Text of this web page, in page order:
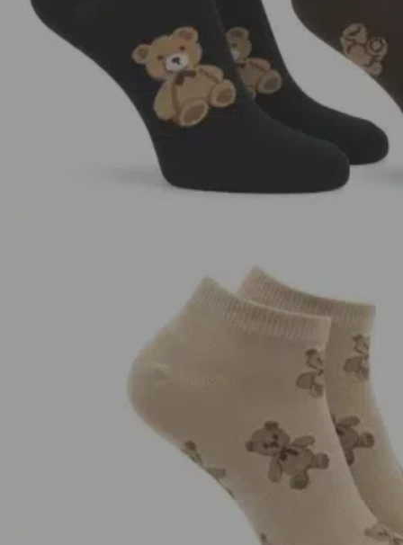
Paczkomat InPost i kurier InPost. Darmowa dostawa od 129 zł.